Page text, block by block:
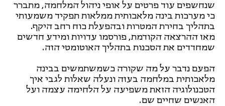
שנחשפים עוד פרטים על אופי ניהול המלחמה, מתברר
כי מערכות בינה מלאכותית ממלאות תפקיד משמעותי
בתהליך בחירת המטרות ובהפעלת כוח רחב היקף.
מאז ההרצאה הקודמת, פורסמו עדויות ומידע חדשים
שמחדדים את הסכנות בתהליך האוטומטי הזה.
הפעם נדבר על מה שקורה כשמשתמשים בבינה
מלאכותית במלחמה בעזה ונעלה שאלות לגבי איך
הטכנולוגיה הזאת משפיעה על הלחימה עצמה ועל
האנשים שחיים שם.